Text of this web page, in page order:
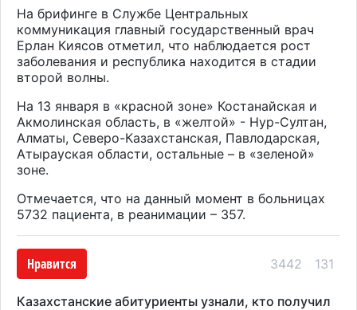
На брифинге в Службе Центральных
коммуникация главный государственный врач
Ерлан Киясов отметил, что наблюдается рост
заболевания и республика находится в стадии
второй волны.
На 13 января в «красной зоне» Костанайская и
Акмолинская область, в «желтой» - Нур-Султан,
Алматы, Северо-Казахстанская, Павлодарская,
Атырауская области, остальные – в «зеленой»
зоне.
Отмечается, что на данный момент в больницах
5732 пациента, в реанимации – 357.
Нравится 3442 131
Казахстанские абитуриенты узнали, кто получил